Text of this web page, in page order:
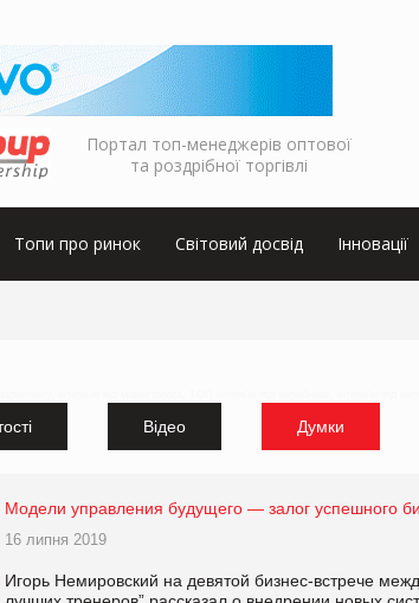
Портал топ-менеджерів оптової
та роздрібної торгівлі
Топи про ринок Світовий досвід Інновації
Відео Думки
Модели управления будущего — залог успешного
16 липня 2019
Игорь Немировский на девятой бизнес-встрече